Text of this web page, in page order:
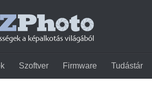
Szoftver Firmware Tudástár